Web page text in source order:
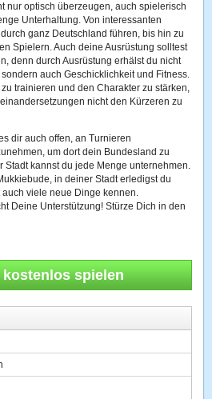
nur optisch überzeugen, auch spielerisch
Unterhaltung. Von interessanten
ganz Deutschland führen, bis hin zu
Spielern. Auch deine Ausrüstung solltest
denn durch Ausrüstung erhälst du nicht
auch Geschicklichkeit und Fitness.
trainieren und den Charakter zu stärken,
nicht den Kürzeren zu
dir auch offen, an Turnieren
um dort dein Bundesland zu
Stadt kannst du jede Menge unternehmen.
in deiner Stadt erledigst du
viele neue Dinge kennen.
Deine Unterstützung! Stürze Dich in den
kostenlos spielen